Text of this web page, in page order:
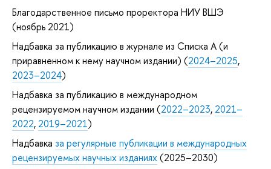
Благодарственное письмо проректора НИУ ВШЭ
(ноябрь 2021)
Надбавка за публикацию в журнале из Списка А (и
приравненном к нему научном издании) (2024–2025,
2023–2024)
Надбавка за публикацию в международном
рецензируемом научном издании (2022–2023, 2021–
2022, 2019–2021)
Надбавка за регулярные публикации в международных
рецензируемых научных изданиях(2025–2030)